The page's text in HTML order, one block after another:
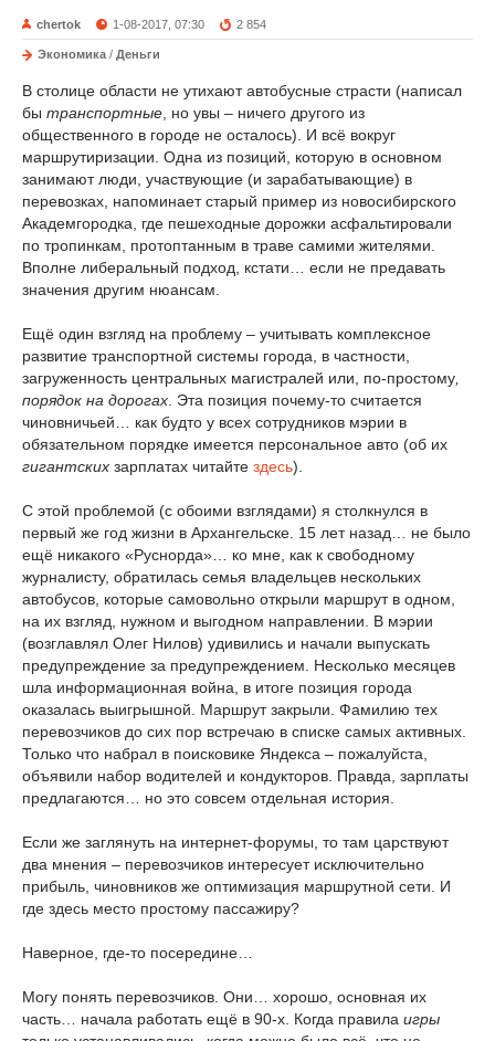
chertok 1-08-2017, 07:30 2 854
Экономика / Деньги
В столице области не утихают автобусные страсти (написал
бы транспортные , но увы – ничего другого из
общественного в городе не осталось). И всё вокруг
маршрутиризации. Одна из позиций, которую в основном
занимают люди, участвующие (и зарабатывающие) в
перевозках, напоминает старый пример из новосибирского
Академгородка, где пешеходные дорожки асфальтировали
по тропинкам, протоптанным в траве самими жителями.
Вполне либеральный подход, кстати… если не предавать
значения другим нюансам.
Ещё один взгляд на проблему – учитывать комплексное
развитие транспортной системы города, в частности,
загруженность центральных магистралей или, по-простому
порядок на дорогах . Эта позиция почему-то считается
чиновничьей… как будто у всех сотрудников мэрии в
обязательном порядке имеется персональное авто (об их
гигантских зарплатах читайте здесь).
С этой проблемой (с обоими взглядами) я столкнулся в
первый же год жизни в Архангельске. 15 лет назад… не было
ещё никакого «Руснорда»… ко мне, как к свободному
журналисту, обратилась семья владельцев нескольких
автобусов, которые самовольно открыли маршрут в одном,
на их взгляд, нужном и выгодном направлении. В мэрии
(возглавлял Олег Нилов) удивились и начали выпускать
предупреждение за предупреждением. Несколько месяцев
шла информационная война, в итоге позиция города
оказалась выигрышной. Маршрут закрыли. Фамилию тех
перевозчиков до сих пор встречаю в списке самых активных.
Только что набрал в поисковике Яндекса – пожалуйста,
объявили набор водителей и кондукторов. Правда, зарплаты
предлагаются… но это совсем отдельная история.
Если же заглянуть на интернет-форумы, то там царствуют
два мнения – перевозчиков интересует исключительно
прибыль, чиновников же оптимизация маршрутной сети. И
где здесь место простому пассажиру?
Наверное, где-то посередине…
Могу понять перевозчиков. Они… хорошо, основная их
часть… начала работать ещё в 90-х. Когда правила игры